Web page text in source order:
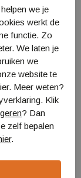
Spork
we je
werkt de
functie. Zo
We laten je
we
website te
Meer weten?
Klik
? Dan
zelf bepalen
.